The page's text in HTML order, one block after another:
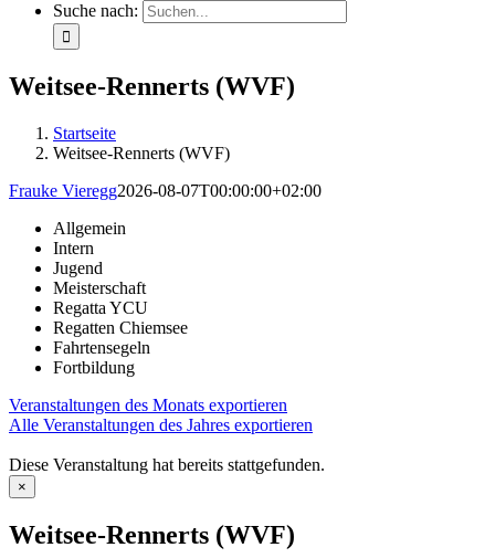
Suche nach:
Weitsee-Rennerts (WVF)
Startseite
Weitsee-Rennerts (WVF)
Frauke Vieregg2026-08-07T00:00:00+02:00
Allgemein
Intern
Jugend
Meisterschaft
Regatta YCU
Regatten Chiemsee
Fahrtensegeln
Fortbildung
Veranstaltungen des Monats exportieren
Alle Veranstaltungen des Jahres exportieren
Diese Veranstaltung hat bereits stattgefunden.
×
Weitsee-Rennerts (WVF)